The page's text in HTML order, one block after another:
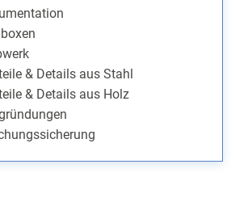
& Details aus Stahl
& Details aus Holz